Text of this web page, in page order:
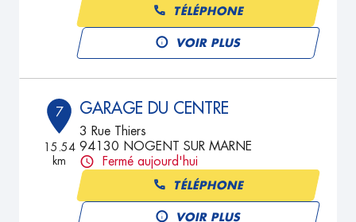
TÉLÉPHONE
VOIR PLUS
7
15.54
km
GARAGE DU CENTRE
3 Rue Thiers
94130 NOGENT SUR MARNE
Fermé aujourd'hui
TÉLÉPHONE
VOIR PLUS